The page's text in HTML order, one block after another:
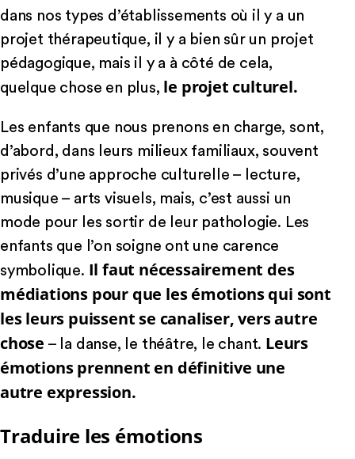
dans nos types d’établissements où il y a un
projet thérapeutique, il y a bien sûr un projet
pédagogique, mais il y a à côté de cela,
quelque chose en plus, le projet culturel.
Les enfants que nous prenons en charge, sont,
d’abord, dans leurs milieux familiaux, souvent
privés d’une approche culturelle – lecture,
musique – arts visuels, mais, c’est aussi un
mode pour les sortir de leur pathologie. Les
enfants que l’on soigne ont une carence
symbolique. Il faut nécessairement des
médiations pour que les émotions qui sont
les leurs puissent se canaliser, vers autre
chose – la danse, le théâtre, le chant. Leurs
émotions prennent en définitive une
autre expression.
Traduire les émotions